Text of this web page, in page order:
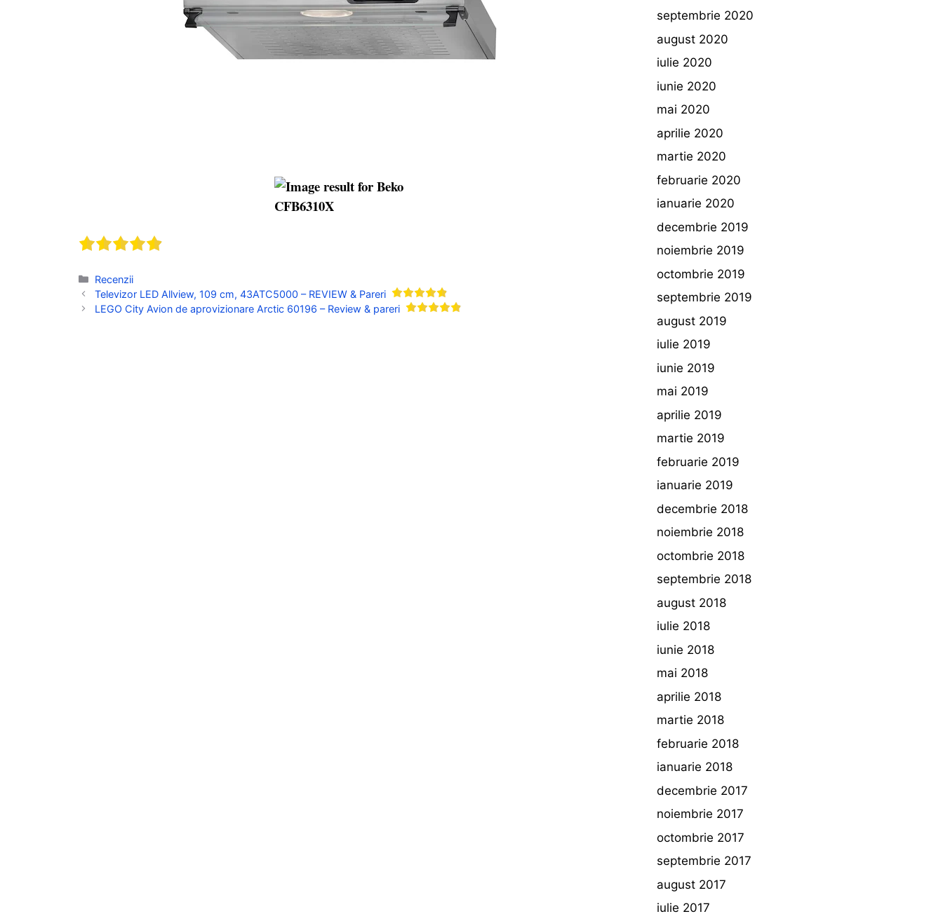
Categorii
Recenzii
Televizor LED Allview, 109 cm, 43ATC5000 – REVIEW & Pareri
LEGO City Avion de aprovizionare Arctic 60196 – Review & pareri
septembrie 2020
august 2020
iulie 2020
iunie 2020
mai 2020
aprilie 2020
martie 2020
februarie 2020
ianuarie 2020
decembrie 2019
noiembrie 2019
octombrie 2019
septembrie 2019
august 2019
iulie 2019
iunie 2019
mai 2019
aprilie 2019
martie 2019
februarie 2019
ianuarie 2019
decembrie 2018
noiembrie 2018
octombrie 2018
septembrie 2018
august 2018
iulie 2018
iunie 2018
mai 2018
aprilie 2018
martie 2018
februarie 2018
ianuarie 2018
decembrie 2017
noiembrie 2017
octombrie 2017
septembrie 2017
august 2017
iulie 2017